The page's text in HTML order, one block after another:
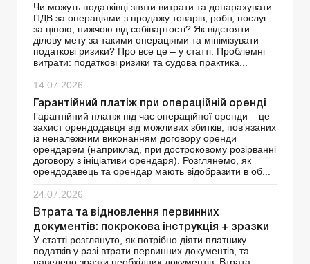
Чи можуть податківці зняти витрати та донарахувати
ПДВ за операціями з продажу товарів, робіт, послуг
за ціною, нижчою від собівартості? Як відстояти
ділову мету за такими операціями та мінімізувати
податкові ризики? Про все це – у статті. Проблемні
витрати: податкові ризики та судова практика...
14.07.2026
Гарантійний платіж при операційній оренді
Гарантійний платіж під час операційної оренди – це
захист орендодавця від можливих збитків, пов’язаних
із неналежним виконанням договору оренди
орендарем (наприклад, при достроковому розірванні
договору з ініціативи орендаря). Розглянемо, як
орендодавець та орендар мають відобразити в об...
24.07.2026
Втрата та відновлення первинних
документів: покрокова інструкція + зразки
У статті розглянуто, як потрібно діяти платнику
податків у разі втрати первинних документів, та